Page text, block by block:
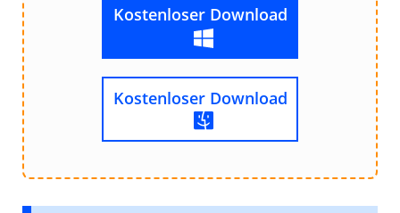
Kostenloser Download
Kostenloser Download